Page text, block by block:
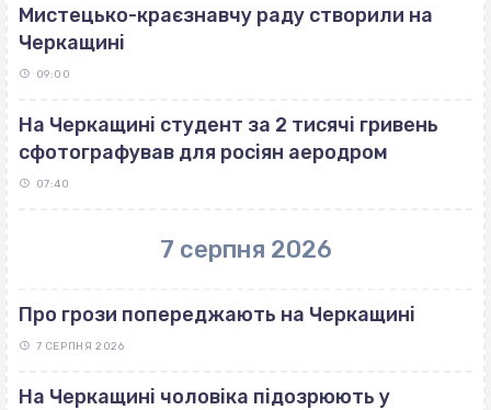
Мистецько-краєзнавчу раду створили на
Черкащині
09:00
На Черкащині студент за 2 тисячі гривень
сфотографував для росіян аеродром
07:40
7 серпня 2026
Про грози попереджають на Черкащині
7 СЕРПНЯ 2026
На Черкащині чоловіка підозрюють у